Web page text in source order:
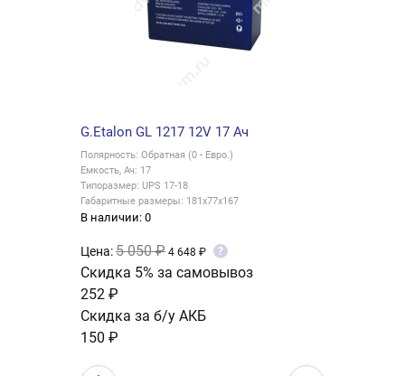
G.Etalon GL 1217 12V 17 Ач
Полярность: Обратная (0 - Евро.)
Емкость, Ач: 17
Типоразмер: UPS 17-18
Габаритные размеры: 181x77x167
В наличии: 0
Цена:5 050 ₽ 4 648 ₽ ?
Скидка 5% за самовывоз
252 ₽
Скидка за б/у АКБ
150 ₽